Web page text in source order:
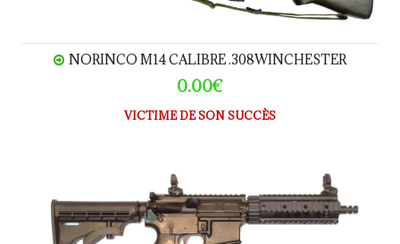
NORINCO M14 CALIBRE .308WINCHESTER
0.00€
VICTIME DE SON SUCCÈS
NORINCO M4 calibre 5.56x45